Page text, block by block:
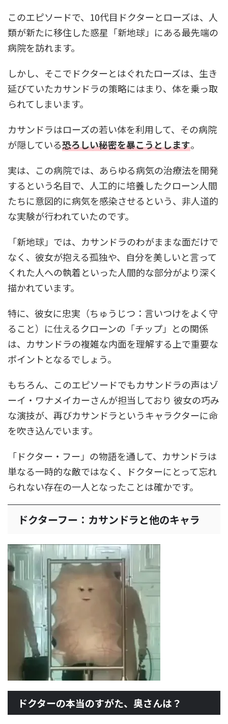
このエピソードで、10代目ドクターとローズは、人
類が新たに移住した惑星「新地球」にある最先端の
病院を訪れます。
しかし、そこでドクターとはぐれたローズは、生き
延びていたカサンドラの策略にはまり、体を乗っ取
られてしまいます。
カサンドラはローズの若い体を利用して、その病院
が隠している恐ろしい秘密を暴こうとします。
実は、この病院では、あらゆる病気の治療法を開発
するという名目で、人工的に培養したクローン人間
たちに意図的に病気を感染させるという、非人道的
な実験が行われていたのです。
「新地球」では、カサンドラのわがままな面だけで
なく、彼女が抱える孤独や、自分を美しいと言って
くれた人への執着といった人間的な部分がより深く
描かれています。
特に、彼女に忠実（ちゅうじつ：言いつけをよく守
ること）に仕えるクローンの「チップ」との関係
は、カサンドラの複雑な内面を理解する上で重要な
ポイントとなるでしょう。
もちろん、このエピソードでもカサンドラの声はゾ
ーイ・ワナメイカーさんが担当しており 彼女の巧み
な演技が、再びカサンドラというキャラクターに命
を吹き込んでいます。
「ドクター・フー」の物語を通して、カサンドラは
単なる一時的な敵ではなく、ドクターにとって忘れ
られない存在の一人となったことは確かです。
ドクターフー：カサンドラと他のキャラ
ドクターの本当のすがた、奥さんは？